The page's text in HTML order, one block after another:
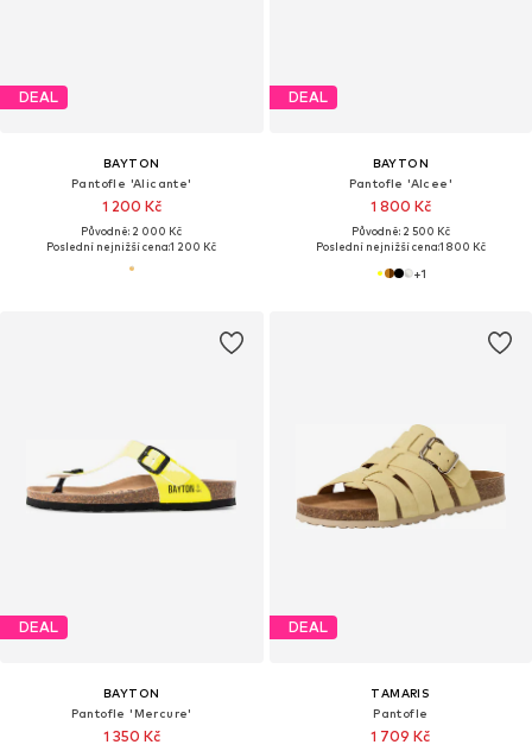
DEAL
BAYTON
Pantofle 'Alicante'
1 200 Kč
Původně: 2 000 Kč
Poslední nejnižší cena:1 200 Kč
DEAL
BAYTON
Pantofle 'Alcee'
1 800 Kč
Původně: 2 500 Kč
Poslední nejnižší cena:1 800 Kč
+1
DEAL
BAYTON
Pantofle 'Mercure'
1 350 Kč
DEAL
TAMARIS
Pantofle
1 709 Kč